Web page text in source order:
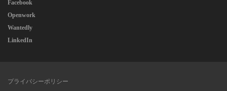
Facebook
Openwork
Wantedly
LinkedIn
プライバシーポリシー